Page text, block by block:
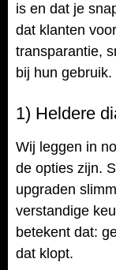
is en dat je
dat klanten
transparantie,
bij hun gebruik.
1) Heldere
Wij leggen in
de opties zijn.
upgraden
verstandige
betekent dat:
dat klopt.